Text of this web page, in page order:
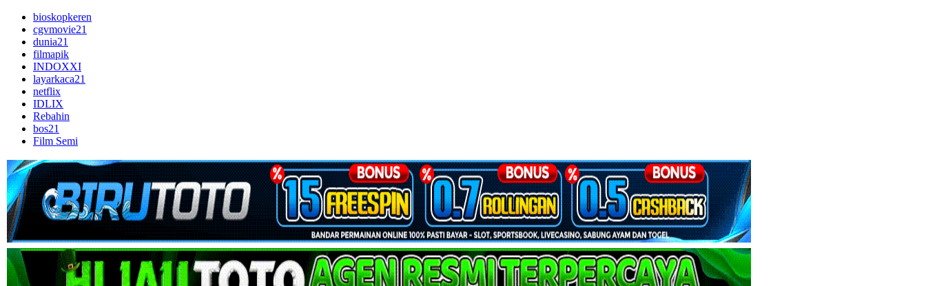
bioskopkeren
cgvmovie21
dunia21
filmapik
INDOXXI
layarkaca21
netflix
IDLIX
Rebahin
bos21
Film Semi